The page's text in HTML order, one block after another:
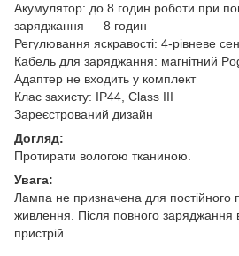
Акумулятор: до 8 годин роботи при
заряджання — 8 годин
Регулювання яскравості: 4-рівневе
Кабель для заряджання: магнітний
Адаптер не входить у комплект
Клас захисту: IP44, Class III
Зареєстрований дизайн
Догляд:
Протирати вологою тканиною.
Увага:
Лампа не призначена для постійного
живлення. Після повного заряджання
пристрій.